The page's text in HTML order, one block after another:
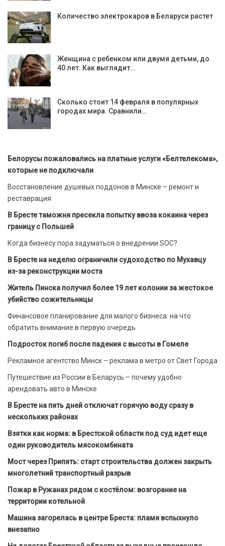
Количество электрокаров в Беларуси растет
Женщина с ребенком или двумя детьми, до
40 лет. Как выглядит…
Сколько стоит 14 февраля в популярных
городах мира. Сравнили…
Белорусы пожаловались на платные услуги «Белтелекома»,
которые не подключали
Восстановление душевых поддонов в Минске – ремонт и
реставрация
В Бресте таможня пресекла попытку ввоза кокаина через
границу с Польшей
Когда бизнесу пора задуматься о внедрении SOC?
В Бресте на неделю ограничили судоходство по Мухавцу
из-за реконструкции моста
Житель Пинска получил более 19 лет колонии за жестокое
убийство сожительницы
Финансовое планирование для малого бизнеса: на что
обратить внимание в первую очередь
Подросток погиб после падения с высоты в Гомеле
Рекламное агентство Минск – реклама в метро от Свет Города
Путешествие из России в Беларусь – почему удобно
арендовать авто в Минске
В Бресте на пять дней отключат горячую воду сразу в
нескольких районах
Взятки как норма: в Брестской области под суд идет еще
один руководитель мясокомбината
Мост через Припять: старт строительства должен закрыть
многолетний транспортный разрыв
Пожар в Ружанах рядом с костёлом: возгорание на
территории котельной
Машина загорелась в центре Бреста: пламя вспыхнуло
внезапно